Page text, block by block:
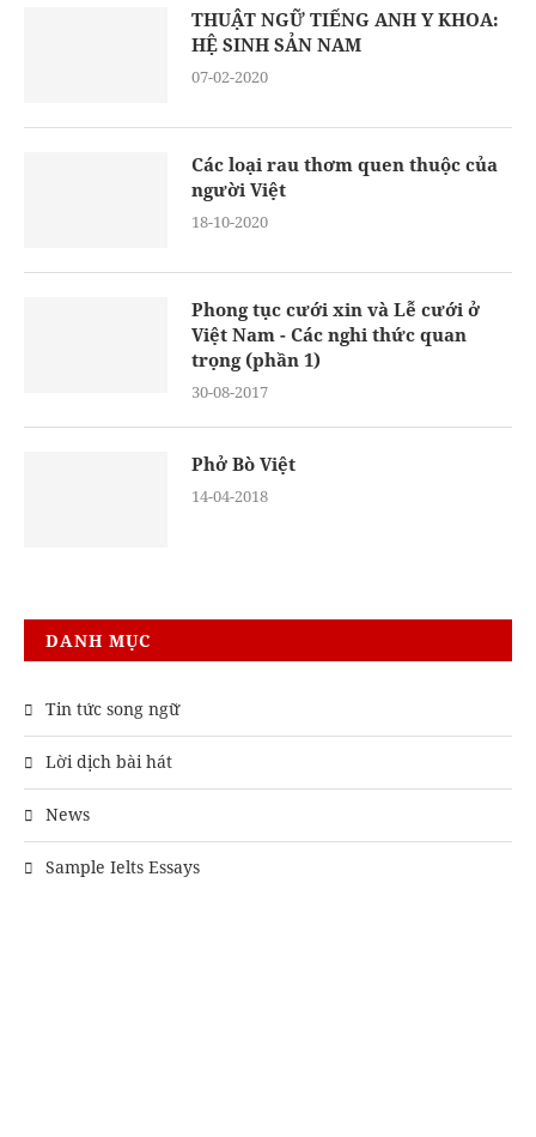
THUẬT NGỮ TIẾNG ANH Y KHOA:
HỆ SINH SẢN NAM
07-02-2020
Các loại rau thơm quen thuộc của
người Việt
18-10-2020
Phong tục cưới xin và Lễ cưới ở
Việt Nam - Các nghi thức quan
trọng (phần 1)
30-08-2017
Phở Bò Việt
14-04-2018
DANH MỤC
Tin tức song ngữ
Lời dịch bài hát
News
Sample Ielts Essays